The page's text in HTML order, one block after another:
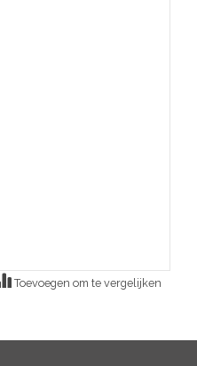
Toevoegen om te vergelijken